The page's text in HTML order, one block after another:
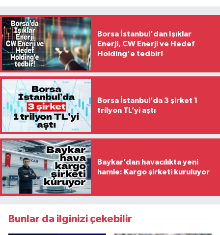
Borsa İstanbul'dan Işıklar
Enerji, CW Enerji ve Hedef
Holding'e tedbir!
Borsa İstanbul’da 3 şirket 1
trilyon TL’yi aştı
Baykar’dan havacılıkta yeni
hamle: Kargo şirketi kuruluyor
Bunlar da ilginizi çekebilir